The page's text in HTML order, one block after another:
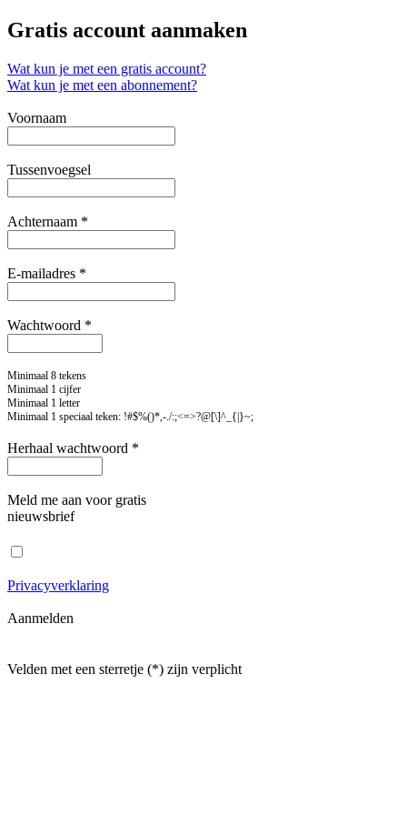
Gratis account aanmaken
Wat kun je met een gratis account?
Wat kun je met een abonnement?
Voornaam
Tussenvoegsel
Achternaam *
E-mailadres *
Wachtwoord *
Minimaal 8 tekens
Minimaal 1 cijfer
Minimaal 1 letter
Minimaal 1 speciaal teken: !#$%()*,-./:;<=>?@[\]^_{|}~;
Herhaal wachtwoord *
Meld me aan voor gratis
nieuwsbrief
Privacyverklaring
Aanmelden
Velden met een sterretje (*) zijn verplicht